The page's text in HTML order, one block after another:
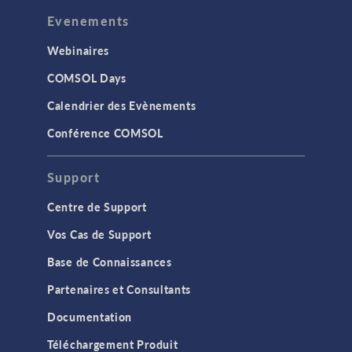
Evenements
Webinaires
COMSOL Days
Calendrier des Evènements
Conférence COMSOL
Support
Centre de Support
Vos Cas de Support
Base de Connaissances
Partenaires et Consultants
Documentation
Téléchargement Produit